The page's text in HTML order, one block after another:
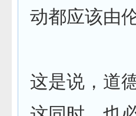
动都应该由
这是说，道